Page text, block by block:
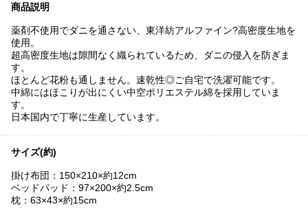
商品説明
薬剤不使用でダニを通さない、東洋紡アルファイン?高密度生地を
使用。
超高密度生地は隙間なく織られているため、ダニの侵入を防ぎま
す。
ほとんど花粉も通しません。速乾性◎ご自宅で洗濯可能です。
中綿にはほこりが出にくい中空ポリエステル綿を採用していま
す。
日本国内で丁寧に生産しています。
サイズ(約)
掛け布団：150×210×約12cm
ベッドパッド：97×200×約2.5cm
枕：63×43×約15cm